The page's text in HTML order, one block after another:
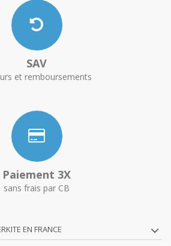
SAV
et remboursements
Paiement 3X
sans frais par CB
EN FRANCE